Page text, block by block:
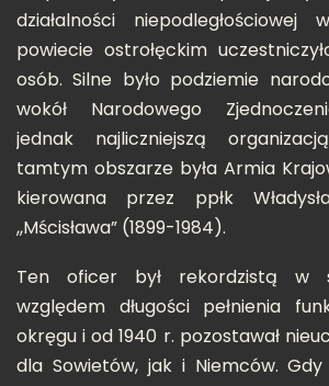
działalności
powiecie ostrołęckim
osób. Silne było podziemie
wokół Narodowego
jednak najliczniejszą
tamtym obszarze była Armia
kierowana przez ppłk
,,Mścisława” (1899-1984).
Ten oficer był rekordzistą w
względem długości pełnienia
okręgu i od 1940 r. pozostawał
dla Sowietów, jak i Niemców.